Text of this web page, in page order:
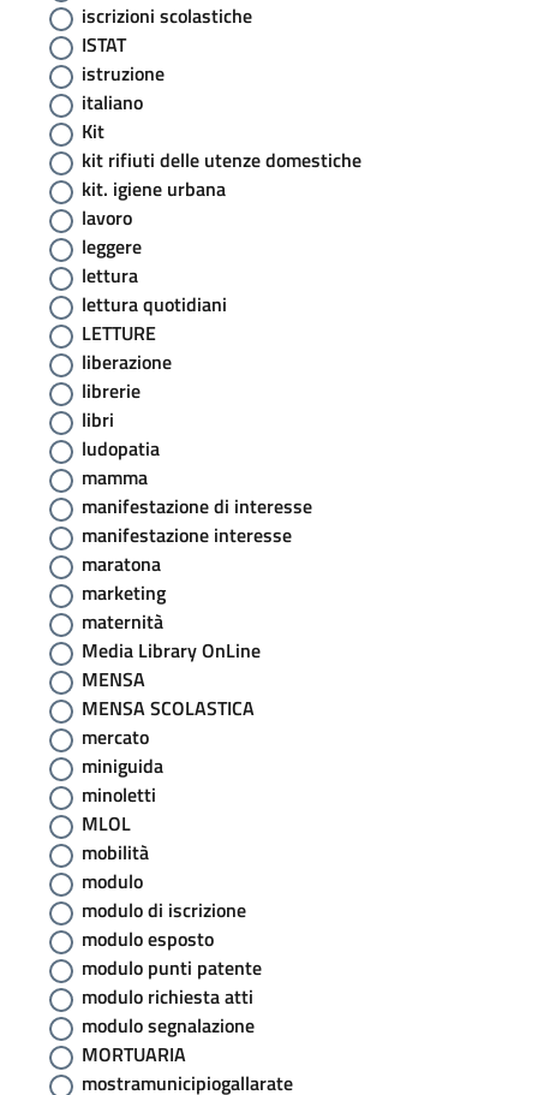
iscrizioni scolastiche
ISTAT
istruzione
italiano
Kit
kit rifiuti delle utenze domestiche
kit. igiene urbana
lavoro
leggere
lettura
lettura quotidiani
LETTURE
liberazione
librerie
libri
ludopatia
mamma
manifestazione di interesse
manifestazione interesse
maratona
marketing
maternità
Media Library OnLine
MENSA
MENSA SCOLASTICA
mercato
miniguida
minoletti
MLOL
mobilità
modulo
modulo di iscrizione
modulo esposto
modulo punti patente
modulo richiesta atti
modulo segnalazione
MORTUARIA
mostramunicipiogallarate